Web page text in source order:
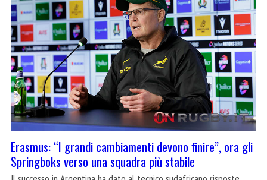
Erasmus: “I grandi cambiamenti devono finire”, ora gli
Springboks verso una squadra più stabile